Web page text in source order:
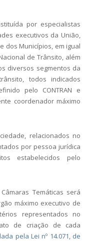
por especialistas
executivos da União,
dos Municípios, em igual
de Trânsito, além
diversos segmentos da
todos indicados
pelo CONTRAN e
coordenador máximo
relacionados no
por pessoa jurídica
estabelecidos pelo
Temáticas será
máximo executivo de
representados no
de criação de cada
pela Lei nº 14.071, de